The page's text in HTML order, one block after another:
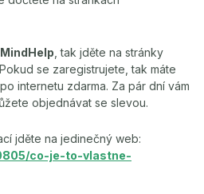
MindHelp, tak jděte na stránky
Pokud se zaregistrujete, tak máte
internetu zdarma. Za pár dní vám
objednávat se slevou.
jděte na jedinečný web:
co-je-to-vlastne-